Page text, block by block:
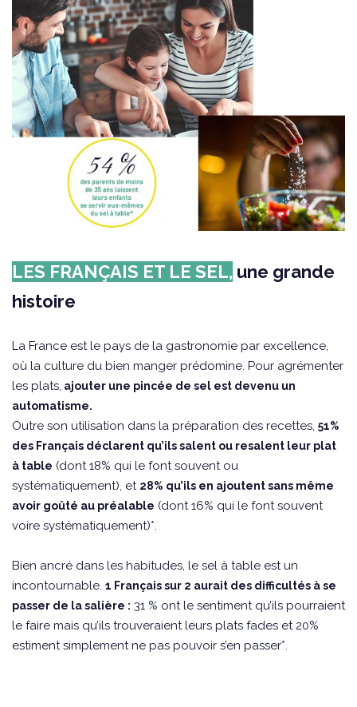
LES FRANÇAIS ET LE SEL, une grande
histoire
La France est le pays de la gastronomie par excellence,
où la culture du bien manger prédomine. Pour agrémenter
les plats, ajouter une pincée de sel est devenu un
automatisme.
Outre son utilisation dans la préparation des recettes, 51%
des Français déclarent qu’ils salent ou resalent leur plat
à table (dont 18% qui le font souvent ou
systématiquement), et 28% qu’ils en ajoutent sans même
avoir goûté au préalable (dont 16% qui le font souvent
voire systématiquement)*.
Bien ancré dans les habitudes, le sel à table est un
incontournable. 1 Français sur 2 aurait des difficultés à se
passer de la salière : 31 % ont le sentiment qu’ils pourraient
le faire mais qu’ils trouveraient leurs plats fades et 20%
estiment simplement ne pas pouvoir s’en passer*.